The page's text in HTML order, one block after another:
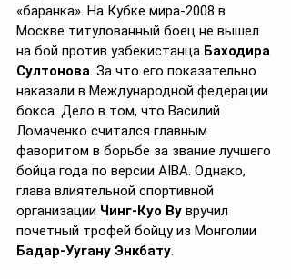
«баранка». На Кубке мира-2008 в
Москве титулованный боец не вышел
на бой против узбекистанца Баходира
Султонова. За что его показательно
наказали в Международной федерации
бокса. Дело в том, что Василий
Ломаченко считался главным
фаворитом в борьбе за звание лучшего
бойца года по версии AIBA. Однако,
глава влиятельной спортивной
организации Чинг-Куо Ву вручил
почетный трофей бойцу из Монголии
Бадар-Уугану Энкбату.